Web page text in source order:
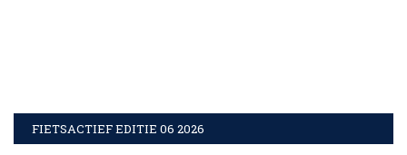
FIETSACTIEF EDITIE 06 2026